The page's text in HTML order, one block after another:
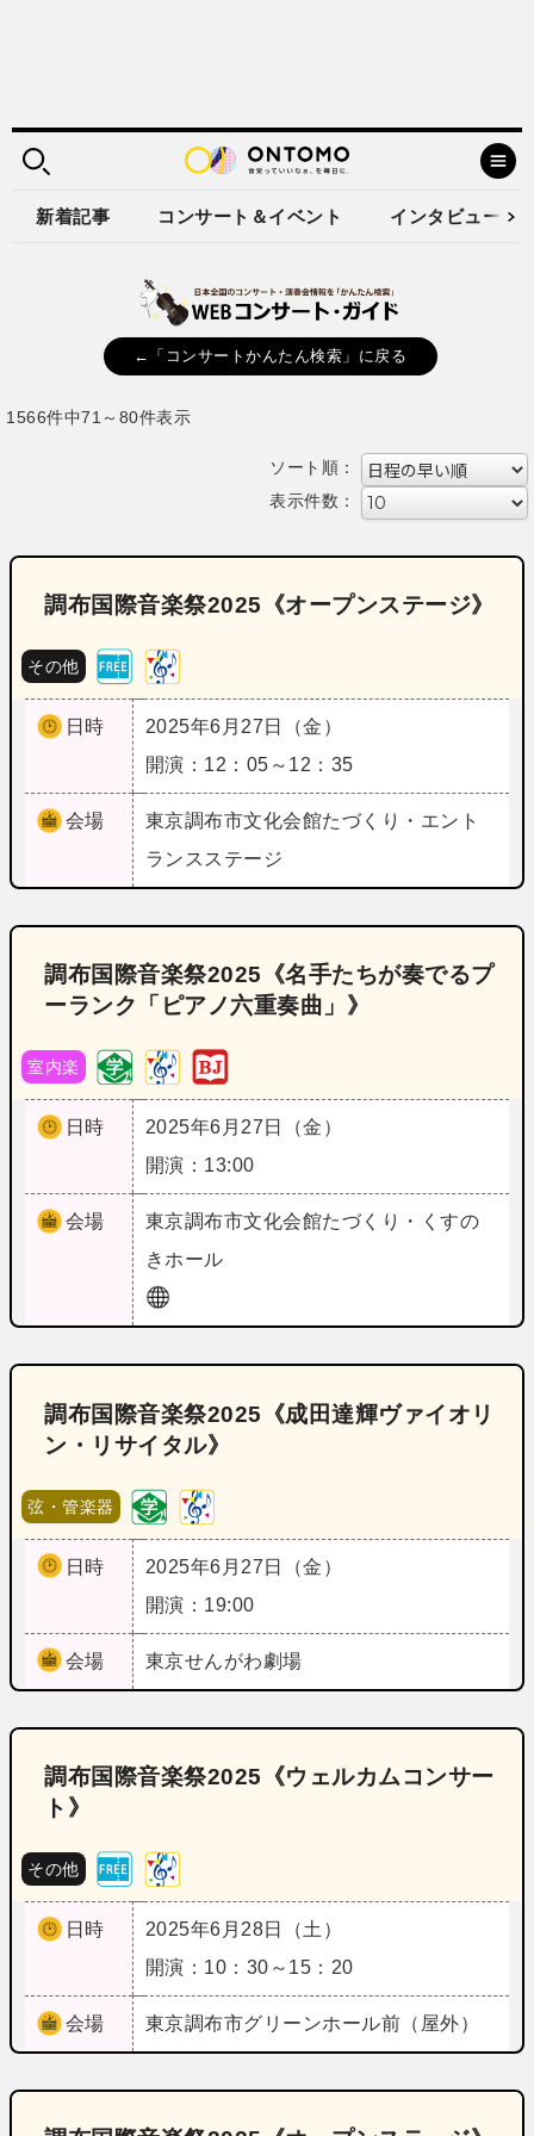
新着記事 コンサート＆イベント インタビュー
←「コンサートかんたん検索」に戻る
1566件中71～80件表示
ソート順：
表示件数：
調布国際音楽祭2025《オープンステージ》
その他
日時
2025年6月27日（金）
開演：12：05～12：35
会場 東京調布市文化会館たづくり・エント
ランスステージ
調布国際音楽祭2025《名手たちが奏でるプ
ーランク「ピアノ六重奏曲」》
室内楽
日時
2025年6月27日（金）
開演：13:00
会場 東京調布市文化会館たづくり・くすの
きホール
調布国際音楽祭2025《成田達輝ヴァイオリ
ン・リサイタル》
弦・管楽器
日時
2025年6月27日（金）
開演：19:00
会場 東京せんがわ劇場
調布国際音楽祭2025《ウェルカムコンサー
ト》
その他
日時
2025年6月28日（土）
開演：10：30～15：20
会場 東京調布市グリーンホール前（屋外）